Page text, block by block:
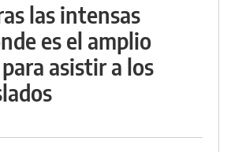
las intensas
es el amplio
asistir a los